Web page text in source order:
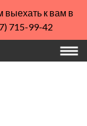
к вам в
715-99-42